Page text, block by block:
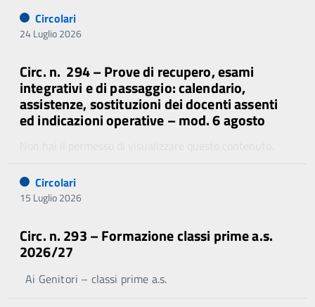
Circolari
24 Luglio 2026
Circ. n. 294 – Prove di recupero, esami
integrativi e di passaggio: calendario,
assistenze, sostituzioni dei docenti assenti
ed indicazioni operative – mod. 6 agosto
Circolari
15 Luglio 2026
Circ. n. 293 – Formazione classi prime a.s.
2026/27
Ai Genitori – classi prime a.s.